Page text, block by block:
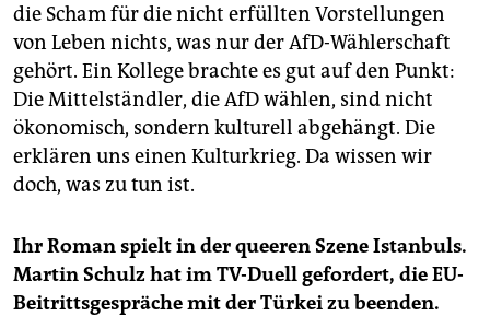
die Scham für die nicht erfüllten Vorstellungen
von Leben nichts, was nur der AfD-Wählerschaft
gehört. Ein Kollege brachte es gut auf den Punkt:
Die Mittelständler, die AfD wählen, sind nicht
ökonomisch, sondern kulturell abgehängt. Die
erklären uns einen Kulturkrieg. Da wissen wir
doch, was zu tun ist.
Ihr Roman spielt in der queeren Szene Istanbuls.
Martin Schulz hat im TV-Duell gefordert, die EU-
Beitrittsgespräche mit der Türkei zu beenden.